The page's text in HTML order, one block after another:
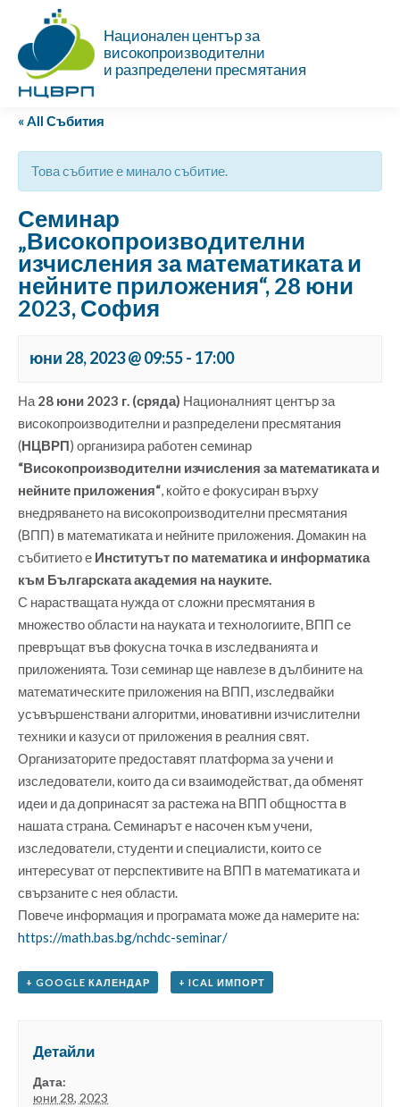
Национален център за
високопроизводителни
и разпределени пресмятания
« All Събития
Това събитие е минало събитие.
Семинар
„Високопроизводителни
изчисления за математиката и
нейните приложения“, 28 юни
2023, София
юни 28, 2023 @ 09:55- 17:00
На 28 юни 2023 г. (сряда) Националният център за
високопроизводителни и разпределени пресмятания
(НЦВРП) организира работен семинар
“Високопроизводителни изчисления за математиката и
нейните приложения“, който е фокусиран върху
внедряването на високопроизводителни пресмятания
(ВПП) в математиката и нейните приложения. Домакин на
събитието е Институтът по математика и информатика
към Българската академия на науките.
С нарастващата нужда от сложни пресмятания в
множество области на науката и технологиите, ВПП се
превръщат във фокусна точка в изследванията и
приложенията. Този семинар ще навлезе в дълбините на
математическите приложения на ВПП, изследвайки
усъвършенствани алгоритми, иновативни изчислителни
техники и казуси от приложения в реалния свят.
Организаторите предоставят платформа за учени и
изследователи, които да си взаимодействат, да обменят
идеи и да допринасят за растежа на ВПП общността в
нашата страна. Семинарът е насочен към учени,
изследователи, студенти и специалисти, които се
интересуват от перспективите на ВПП в математиката и
свързаните с нея области.
Повече информация и програмата може да намерите на:
https://math.bas.bg/nchdc-seminar/
+ GOOGLE КАЛЕНДАР + ICAL ИМПОРТ
Детайли
Дата:
юни 28, 2023